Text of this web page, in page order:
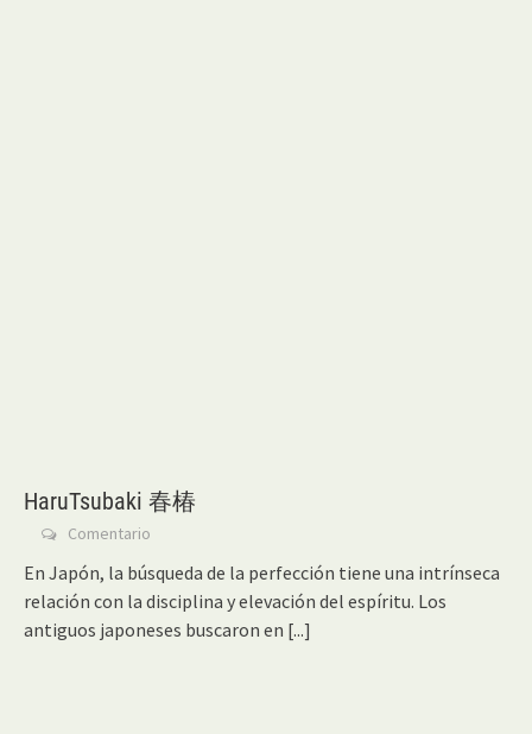
HaruTsubaki 春椿
Comentario
En Japón, la búsqueda de la perfección tiene una intrínseca
relación con la disciplina y elevación del espíritu. Los
antiguos japoneses buscaron en [...]